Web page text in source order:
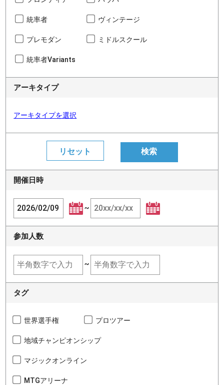
統率者 ヴィンテージ
プレモダン ミドルスクール
統率者Variants
アーキタイプ
アーキタイプを選択
開催日時
~
参加人数
~
タグ
世界選手権 プロツアー
地域チャンピオンシップ
マジックオンライン
MTGアリーナ